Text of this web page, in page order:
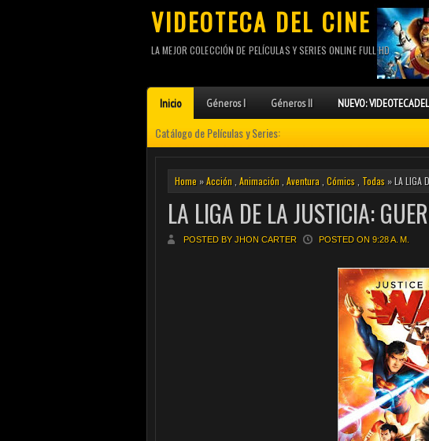
VIDEOTECA DEL CINE
LA MEJOR COLECCIÓN DE PELÍCULAS Y SERIES ONLINE FULL HD
Inicio Géneros I Géneros II NUEVO:
Catálogo de Películas y Series:
Home »Acción Animación Aventura Cómics Todas » LA LIGA
LA LIGA DE LA JUSTICIA:
POSTED BY JHON CARTER POSTED ON 9:28 A. M.